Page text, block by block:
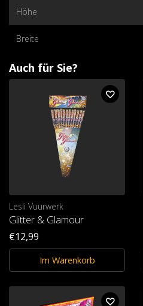
Höhe
Breite
Auch für Sie?
Lesli Vuurwerk
Glitter & Glamour
€12,99
Im Warenkorb